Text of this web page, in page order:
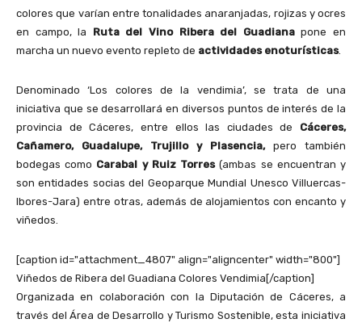
colores que varían entre tonalidades anaranjadas, rojizas y ocres
en campo, la Ruta del Vino Ribera del Guadianapone en
marcha un nuevo evento repleto de actividades enoturísticas.
Denominado ‘Los colores de la vendimia’, se trata de una
iniciativa que se desarrollará en diversos puntos de interés de la
provincia de Cáceres, entre ellos las ciudades de Cáceres,
Cañamero, Guadalupe, Trujillo y Plasencia,pero también
bodegas como Carabal y Ruiz Torres(ambas se encuentran y
son entidades socias del Geoparque Mundial Unesco Villuercas-
Ibores-Jara) entre otras, además de alojamientos con encanto y
viñedos.
[caption id="attachment_4807" align="aligncenter" width="800"]
Viñedos de Ribera del Guadiana Colores Vendimia[/caption]
Organizada en colaboración con la Diputación de Cáceres, a
través del Área de Desarrollo y Turismo Sostenible, esta iniciativa